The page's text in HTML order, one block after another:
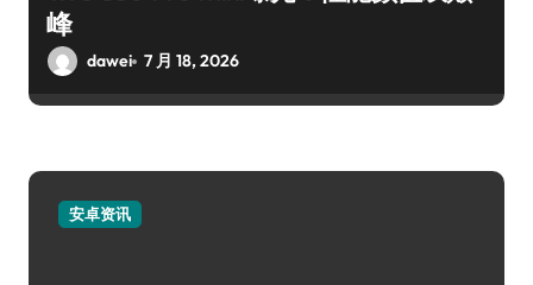
峰
dawei 7 月 18, 2026
安卓资讯